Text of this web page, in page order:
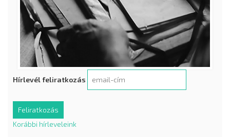
Hírlevél feliratkozás
Korábbi hírleveleink